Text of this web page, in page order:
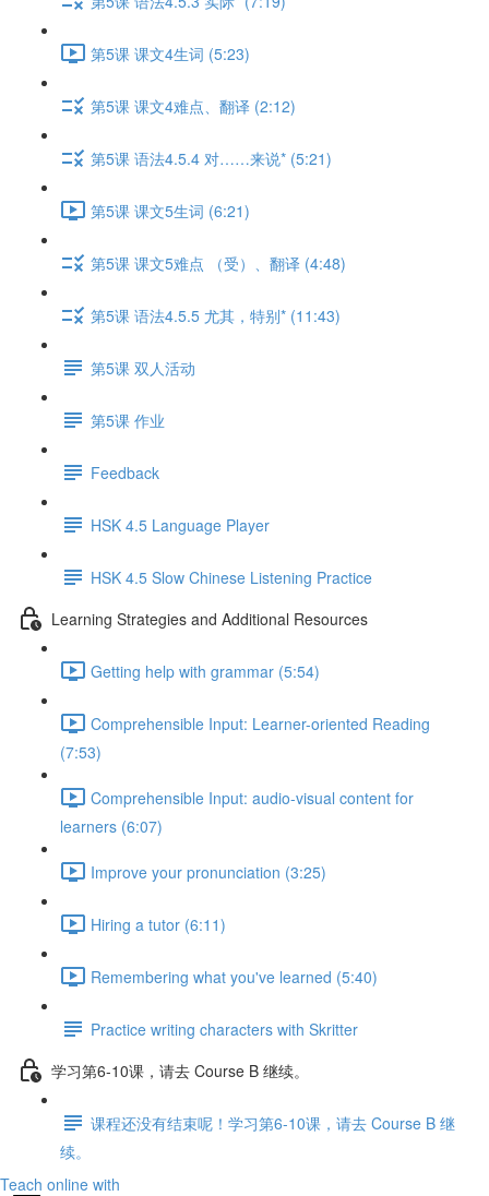
第5课 课文4生词 (5:23)
第5课 课文4难点、翻译 (2:12)
第5课 语法4.5.4 对……来说* (5:21)
第5课 课文5生词 (6:21)
第5课 课文5难点 （受）、翻译 (4:48)
第5课 语法4.5.5 尤其，特别* (11:43)
第5课 双人活动
第5课 作业
Feedback
HSK 4.5 Language Player
HSK 4.5 Slow Chinese Listening Practice
Learning Strategies and Additional Resources
Getting help with grammar (5:54)
Comprehensible Input: Learner-oriented Reading
(7:53)
Comprehensible Input: audio-visual content for
learners (6:07)
Improve your pronunciation (3:25)
Hiring a tutor (6:11)
Remembering what you've learned (5:40)
Practice writing characters with Skritter
学习第6-10课，请去 Course B 继续。
课程还没有结束呢！学习第6-10课，请去 Course B 继
续。
Teach online with